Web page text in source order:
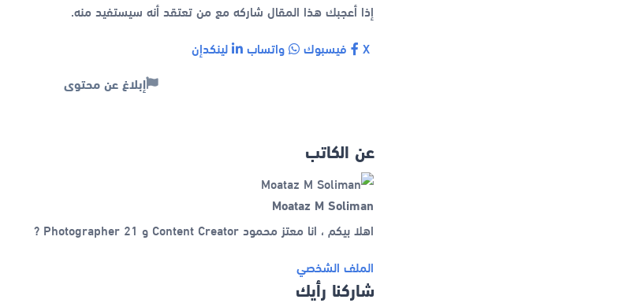
إذا أعجبك هذا المقال شاركه مع من تعتقد أنه سيستفيد منه.
فيسبوك واتساب لينكدإن
إبلاغ عن محتوى
عن الكاتب
Moataz M Soliman
اهلا بيكم ، انا معتز محمود Content Creator و Photographer 21 ?️
الملف الشخصي
شاركنا رأيك